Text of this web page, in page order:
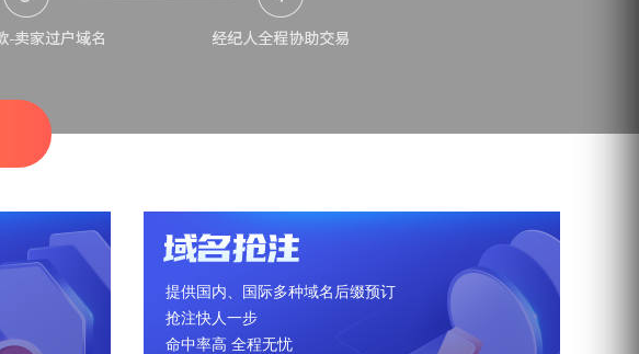
提供国内、国际多种域名后缀预订
抢注快人一步
命中率高 全程无忧